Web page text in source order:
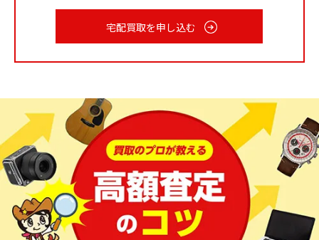
付属品はなるべく揃えておく
そもそも高価な製品が多いため、付属品にも価値があ
り、揃っていると査定がプラスになります。
不要になった高級家具は早めの買取査定を
高級家具製品は定期的に新作も発表されます。定番シリ
ーズであってもデザインや素材を細かく変えながら新作
が出ています。こうした流れと並行して、古いモデルで
宅配買取を申し込む